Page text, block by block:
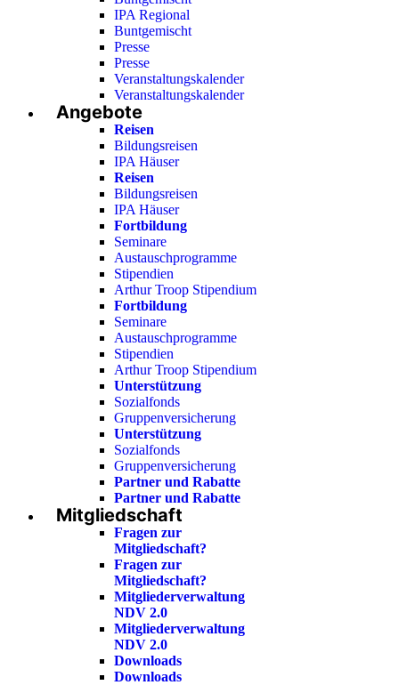
IPA Regional
Buntgemischt
Presse
Presse
Veranstaltungskalender
Veranstaltungskalender
Angebote
Reisen
Bildungsreisen
IPA Häuser
Reisen
Bildungsreisen
IPA Häuser
Fortbildung
Seminare
Austauschprogramme
Stipendien
Arthur Troop Stipendium
Fortbildung
Seminare
Austauschprogramme
Stipendien
Arthur Troop Stipendium
Unterstützung
Sozialfonds
Gruppenversicherung
Unterstützung
Sozialfonds
Gruppenversicherung
Partner und Rabatte
Partner und Rabatte
Mitgliedschaft
Fragen zur
Mitgliedschaft?
Fragen zur
Mitgliedschaft?
Mitgliederverwaltung
NDV 2.0
Mitgliederverwaltung
NDV 2.0
Downloads
Downloads